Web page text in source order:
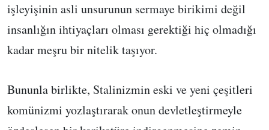
işleyişinin asli unsurunun sermaye birikimi değil
insanlığın ihtiyaçları olması gerektiği hiç olmadığı
kadar meşru bir nitelik taşıyor.
Bununla birlikte, Stalinizmin eski ve yeni çeşitleri
komünizmi yozlaştırarak onun devletleştirmeyle